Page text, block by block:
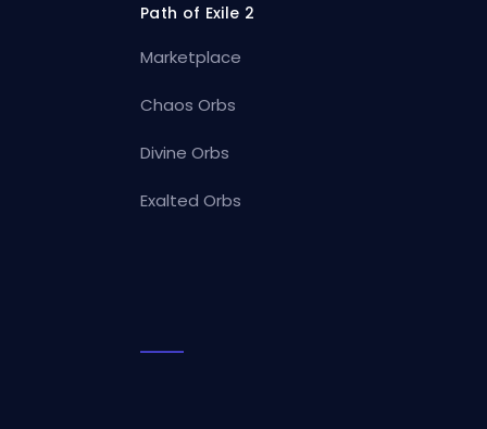
Path of Exile 2
Marketplace
Chaos Orbs
Divine Orbs
Exalted Orbs